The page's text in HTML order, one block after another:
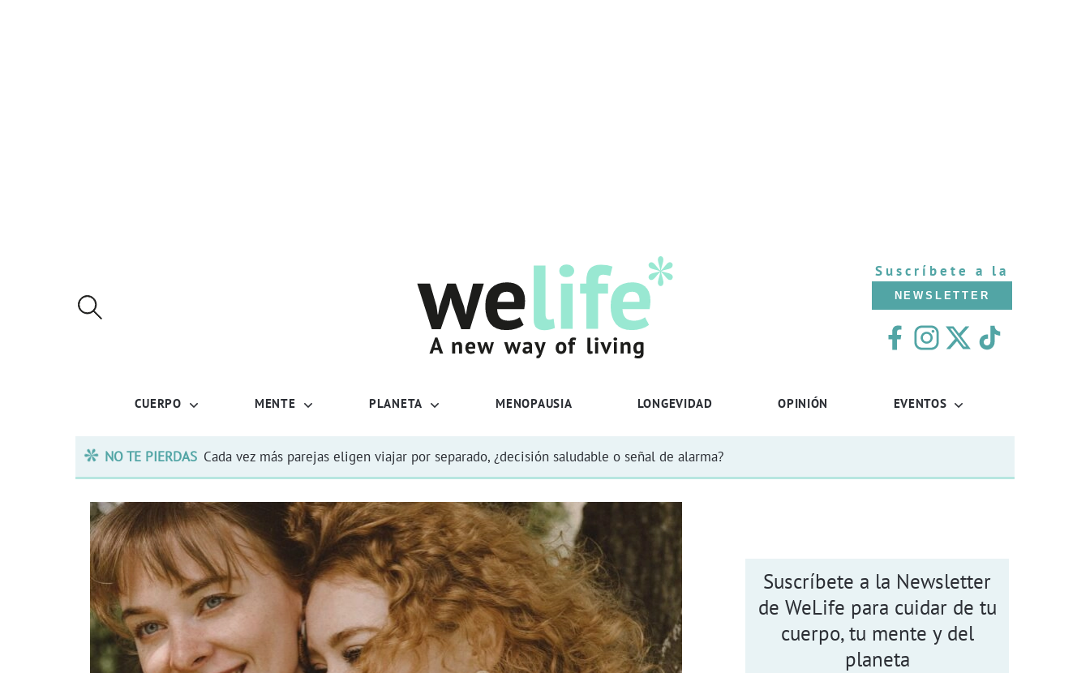
Suscríbete a la
NEWSLETTER
CUERPO MENTE PLANETA MENOPAUSIA LONGEVIDAD OPINIÓN EVENTOS
NO TE PIERDAS Cada vez más parejas eligen viajar por separado, ¿decisión saludable o señal de alarma?
Suscríbete a la Newsletter
de WeLife para cuidar de tu
cuerpo, tu mente y del
planeta